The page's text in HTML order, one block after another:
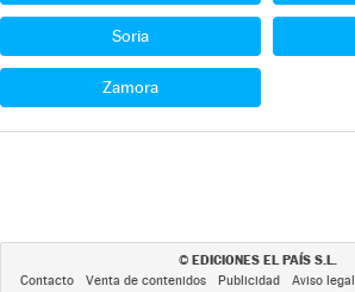
Soria
Zamora
© EDICIONES EL PAÍS S.L.
Contacto Venta de contenidos Publicidad Aviso legal